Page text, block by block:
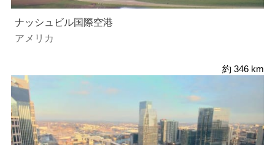
ナッシュビル国際空港
アメリカ
約 346 km